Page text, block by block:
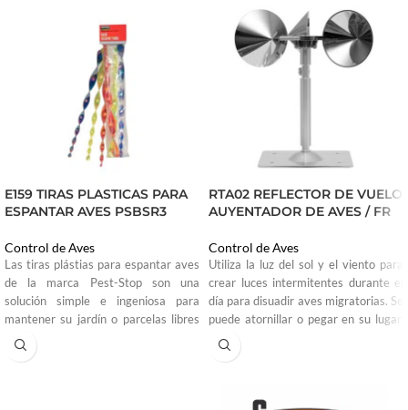
E159 TIRAS PLASTICAS PARA
ESPANTAR AVES PSBSR3
Control de Aves
Las tiras plástias para espantar aves
de la marca Pest-Stop son una
solución simple e ingeniosa para
mantener su jardín o parcelas libres
de molestas plagas de pájaros.
Simplemente cuélguelos alrededor de
RTA02 REFLECTOR DE VUELO
AUYENTADOR DE AVES / FR
Control de Aves
Utiliza la luz del sol y el viento para
crear luces intermitentes durante el
día para disuadir aves migratorias. Se
puede atornillar o pegar en su lugar.
Equipado con ajustable Brazo angular
para múltiples posiciones.